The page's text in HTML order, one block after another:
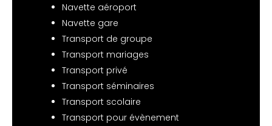
Navette aéroport
Navette gare
Transport de groupe
Transport mariages
Transport privé
Transport séminaires
Transport scolaire
Transport pour évènement